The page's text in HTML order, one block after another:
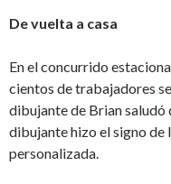
De vuelta a casa
En el concurrido
cientos de trabajadores
dibujante de Brian
dibujante hizo el signo de
personalizada.